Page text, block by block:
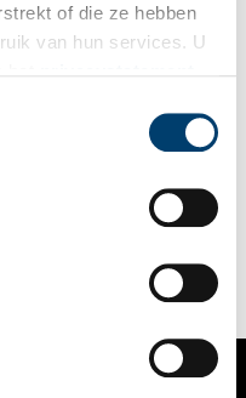
of die ze hebben
van hun services. U
van The Beatles.
veilinghal. Het
langer dan 25
een magische glans.